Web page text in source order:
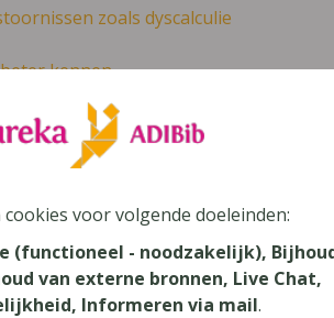
zoals dyscalculie
kennen.
en lees meer over thema's als redelijke
- leerboek
voor volgende doeleinden:
(functioneel - noodzakelijk),
van externe bronnen, Live Chat,
Informeren via mail.